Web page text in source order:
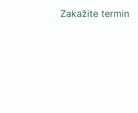
Zakažite termin